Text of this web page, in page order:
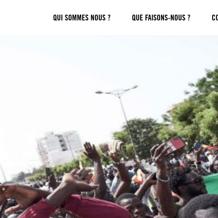
QUI SOMMES NOUS ? QUE FAISONS-NOUS ?